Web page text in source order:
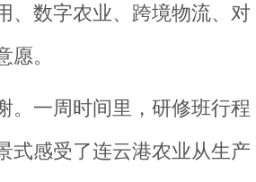
、数字农业、跨境物流、对
。
。一周时间里，研修班行程
式感受了连云港农业从生产